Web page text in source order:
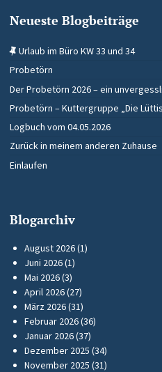
Neueste Blogbeiträge
Urlaub im Büro KW 33 und 34
Probetörn
Der Probetörn 2026 – ein
Probetörn – Kuttergruppe „Die
Logbuch vom 04.05.2026
Zurück in meinem anderen Zuhause
Einlaufen
Blogarchiv
August 2026(1)
Juni 2026(1)
Mai 2026(3)
April 2026(27)
März 2026(31)
Februar 2026(36)
Januar 2026(37)
Dezember 2025 (34)
November 2025 (31)